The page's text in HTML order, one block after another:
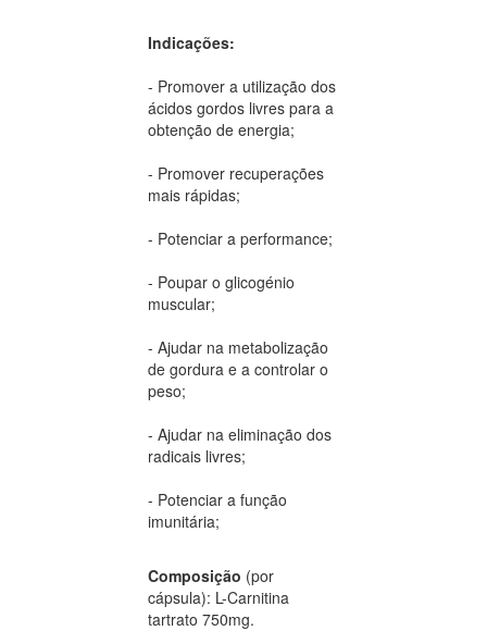
Indicações:
- Promover a utilização dos
ácidos gordos livres para a
obtenção de energia;
- Promover recuperações
mais rápidas;
- Potenciar a performance;
- Poupar o glicogénio
muscular;
- Ajudar na metabolização
de gordura e a controlar o
peso;
- Ajudar na eliminação dos
radicais livres;
- Potenciar a função
imunitária;
Composição (por
cápsula): L-Carnitina
tartrato 750mg.